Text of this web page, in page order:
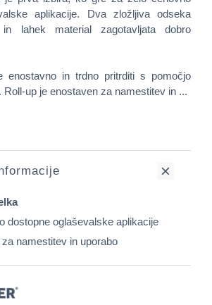
aplikacije. Dva zložljiva odseka
lahek material zagotavljata dobro
enostavno in trdno pritrditi s pomočjo
Roll-up je enostaven za namestitev in ...
dostopne oglaševalske aplikacije
namestitev in uporabo